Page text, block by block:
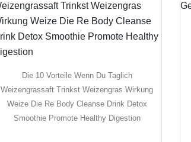
Die 10 Vorteile Wenn Du Taglich
Weizengrassaft Trinkst Weizengras Wirkung
Weize Die Re Body Cleanse Drink Detox
Smoothie Promote Healthy Digestion